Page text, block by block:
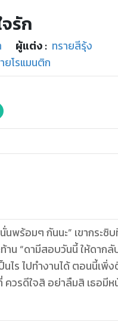
รัก
ผู้แต่ง : ทรายสีรุ้ง
ยโรแมนติก
พร้อมๆ กันนะ” เขากระซิบ
าน “ดามีสอบวันนี้ ให้ดากลั
ป็นไร ไปทำงานได้ ตอนนี้
วรดีใจสิ อย่าลืมสิ เธอมีห